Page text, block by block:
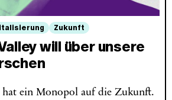
Zukunft
will über unsere
hat ein Monopol auf die Zukunft.